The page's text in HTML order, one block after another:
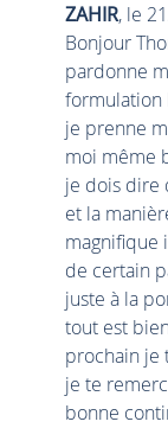
ZAHIR, le
Bonjour
pardonne
formulation
je prenne
moi même
je dois dire
et la
magnifique
de certain
juste à la
tout est
prochain je
je te
bonne